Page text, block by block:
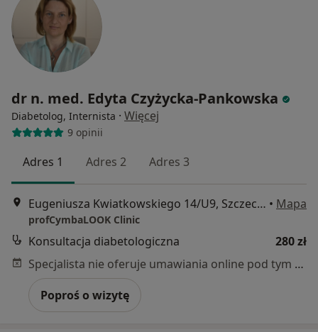
dr n. med. Edyta Czyżycka-Pankowska
Diabetolog, Internista · Więcej
9 opinii
Adres 1 Adres 2 Adres 3
Eugeniusza Kwiatkowskiego 14/U9, Szczecin • Mapa
profCymbaLOOK Clinic
Konsultacja diabetologiczna
280 zł
Specjalista nie oferuje umawiania online pod tym adresem.
Poproś o wizytę